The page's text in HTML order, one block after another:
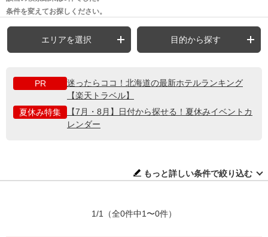
条件を変えてお探しください。
エリアを選択 目的から探す
PR
迷ったらココ！北海道の最新ホテルランキング
【楽天トラベル】
夏休み特集
【7月・8月】日付から探せる！夏休みイベントカ
レンダー
もっと詳しい条件で絞り込む
1/1 （全0件中1〜0件）